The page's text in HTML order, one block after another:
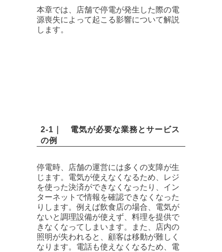
本章では、店舗で停電が発生した際の電
源喪失によって起こる影響について解説
します。
2-1｜ 電気が必要な業務とサービス
の例
停電時、店舗の運営には多くの支障が生
じます。電気が使えなくなるため、レジ
を使った決済ができなくなったり、イン
ターネットで情報を確認できなくなった
りします。例えば飲食店の場合、電気が
ないと調理設備が使えず、料理を提供で
きなくなってしまいます。また、店内の
照明が失われると、顧客は移動が難しく
なります。電話も使えなくなるため、電